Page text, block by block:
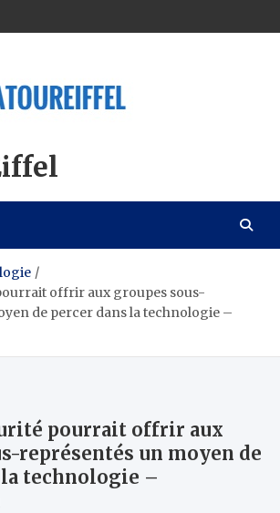
offrir aux groupes sous-
de percer dans la technologie –
pourrait offrir aux
représentés un moyen de
technologie –